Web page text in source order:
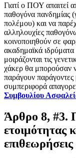
Γιατί ο ΠΟΥ απαιτεί
παθογόνα πανδημίας
πολέμου) και να
αλληλουχίες
κοινοποιηθούν σε
ακαδημαϊκά ιδρύματα
μοιράζονται τις
χάκερ θα μπορούσαν
παράγουν
συμπεριφορά
Συμβουλίου
Άρθρο 8, #3.
ετοιμότητας
επιθεωρήσεις